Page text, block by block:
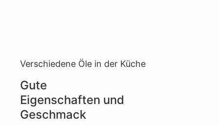
Verschiedene Öle in der Küche
Gute
Eigenschaften und
Geschmack